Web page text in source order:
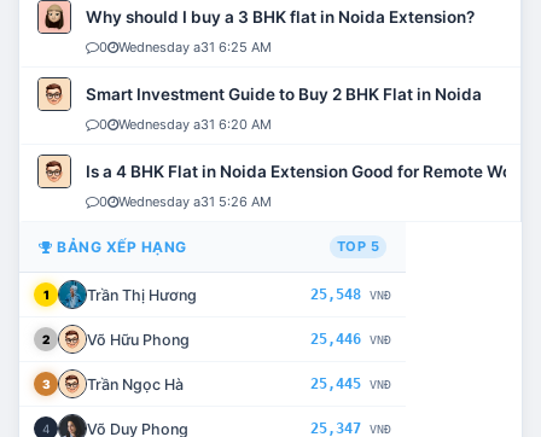
Why should I buy a 3 BHK flat in Noida Extension?
0 Wednesday a31 6:25 AM
Smart Investment Guide to Buy 2 BHK Flat in Noida
0 Wednesday a31 6:20 AM
Is a 4 BHK Flat in Noida Extension Good for Remote Work?
0 Wednesday a31 5:26 AM
BẢNG XẾP HẠNG TOP 5
1 Trần Thị Hương 25,548 VNĐ
2 Võ Hữu Phong 25,446 VNĐ
3 Trần Ngọc Hà 25,445 VNĐ
4 Võ Duy Phong 25,347 VNĐ